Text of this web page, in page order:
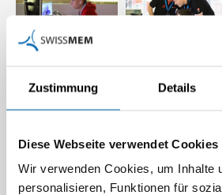
Zustimmung Details
Diese Webseite verwendet Cookies
Wir verwenden Cookies, um Inhalte
personalisieren, Funktionen für